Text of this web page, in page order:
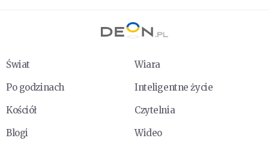
Świat
Wiara
Po godzinach
Inteligentne życie
Kościół
Czytelnia
Blogi
Wideo